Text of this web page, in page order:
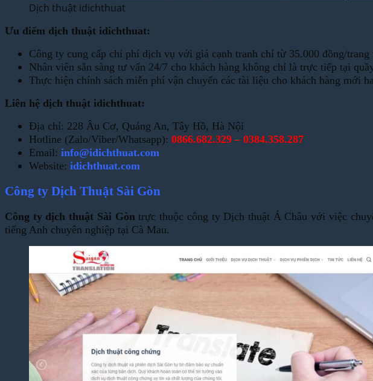
Dịch thuật idichthuat
Ưu điểm dịch thuật idichthuat:
Công ty cung cấp chi phí dịch vụ với giá cạnh tranh chỉ từ 35.000 đồng/
Nhân viên sẵn sàng tư vấn 24/7 cho khách hàng không chỉ là trực tiếp tại
Thực hiện chính sách miễn phí vận chuyển các tài liệu cho khách hàng mới
Liên hệ dịch thuật idichthuat:
Địa chỉ: 228 Âu Cơ, Quảng An, Tây Hồ, Hà Nội
Hotline (Zalo/Viber/Whatsapp): 0866.682.329 – 0384.358.287
Email: info@idichthuat.com
Website: idichthuat.com
Công ty Dịch Thuật Sài Gòn
Công ty dịch thuật Sài Gòntrực thuộc công ty Dịch thuật Á Châu với việc
tiếng Anh chuyên nghiệp tại Cà Mau.